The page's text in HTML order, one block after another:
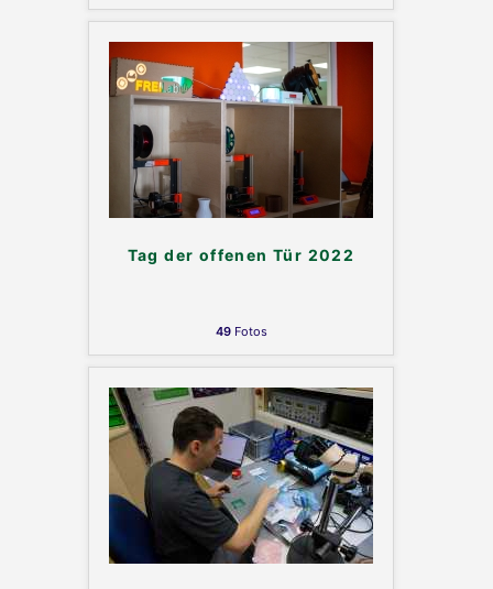
Tag der offenen Tür 2022
49Fotos